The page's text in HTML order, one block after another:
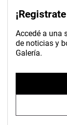
Accedé a una
de noticias y
Galería.